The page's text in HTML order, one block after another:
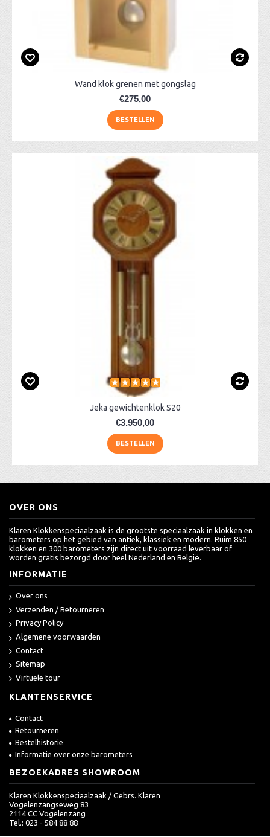
Wand klok grenen met gongslag
€275,00
BESTELLEN
Jeka gewichtenklok S20
€3.950,00
BESTELLEN
OVER ONS
Klaren Klokkenspeciaalzaak is de grootste speciaalzaak in klokken en
barometers op het gebied van antiek, klassiek en modern. Ruim 850
klokken en 300 barometers zijn direct uit voorraad leverbaar of
worden gratis bezorgd door heel Nederland en België.
INFORMATIE
Over ons
Verzenden / Retourneren
Privacy Policy
Algemene voorwaarden
Contact
Sitemap
Virtuele tour
KLANTENSERVICE
Contact
Retourneren
Bestelhistorie
Informatie over onze barometers
BEZOEKADRES SHOWROOM
Klaren Klokkenspeciaalzaak / Gebrs. Klaren
Vogelenzangseweg 83
2114 CC Vogelenzang
Tel.: 023 - 584 88 88